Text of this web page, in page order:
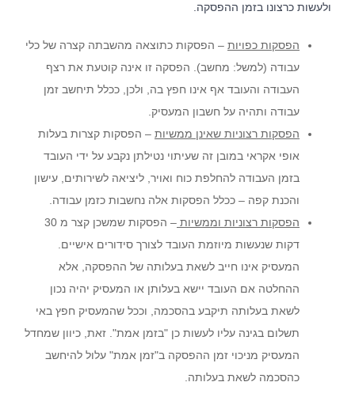
ולעשות כרצונו בזמן ההפסקה.
הפסקות כפויות – הפסקות כתוצאה מהשבתה קצרה של כלי
עבודה (למשל: מחשב). הפסקה זו אינה קוטעת את רצף
העבודה והעובד אף אינו חפץ בה, ולכן, ככלל תיחשב זמן
עבודה ותהיה על חשבון המעסיק.
הפסקות רצוניות שאינן ממשיות – הפסקות קצרות בעלות
אופי אקראי במובן זה שעיתוי נטילתן נקבע על ידי העובד
בזמן העבודה להחלפת כוח ואויר, ליציאה לשירותים, עישון
והכנת קפה – ככלל הפסקות אלה נחשבות כזמן עבודה.
הפסקות רצוניות וממשיות
– הפסקות שמשכן קצר מ 30
דקות שנעשות מיוזמת העובד לצורך סידורים אישיים.
המעסיק אינו חייב לשאת בעלותה של ההפסקה, אלא
ההחלטה אם העובד יישא בעלותן או המעסיק יהיה נכון
לשאת בעלותה תיקבע בהסכמה, וככל שהמעסיק חפץ באי
תשלום בגינה עליו לעשות כן "בזמן אמת". זאת, כיוון שמחדל
המעסיק מניכוי זמן ההפסקה ב"זמן אמת" עלול להיחשב
כהסכמה לשאת בעלותה.
אודות המשרד
לצד מערך השירותים המקצועיים, מציע המשרד ללקוחותיו הכוונה
משפטית אסטרטגית, רשת קשרים ענפה והתמחות ייחודית בתחום
המשפט הקיבוצי. הצוות המוביל של המשרד שימש בתפקידים
בכירים בהסתדרות, אשר הקנו לו ידע מקיף אודות התנהלותם של
עבודה, ללא הליכים משפטיים, לרבות הליכי התארגנות ראשונית,
הליכי משא ומתן להסכמים קיבוציים ותכניות הפרטה, הבראה
והתייעלות.
מאמרים אחרונים